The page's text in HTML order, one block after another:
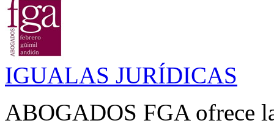
IGUALAS JURÍDICAS
ABOGADOS FGA ofrece